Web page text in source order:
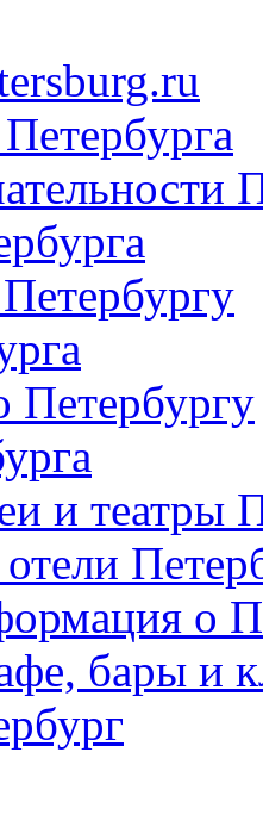
Петербургу
и театры
о
бары и